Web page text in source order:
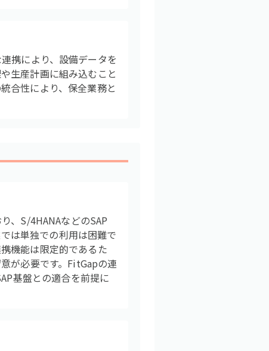
携により、設備データを
生産計画に組み込むこと
合性により、保全業務と
、S/4HANAなどのSAP
は単独での利用は困難で
機能は限定的であるた
が必要です。FitGapの連
基盤との適合を前提に